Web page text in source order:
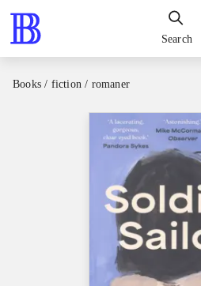
Search
Books / fiction / romaner